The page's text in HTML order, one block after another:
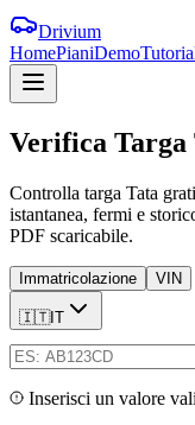
Drivium
HomePianiDemo
Verifica Targa
Controlla targa Tata
istantanea, fermi e
PDF scaricabile.
Immatricolazione VIN
🇮🇹IT
Inserisci un valore